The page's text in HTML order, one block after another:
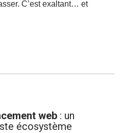
C’est exaltant… et
web : un
écosystème